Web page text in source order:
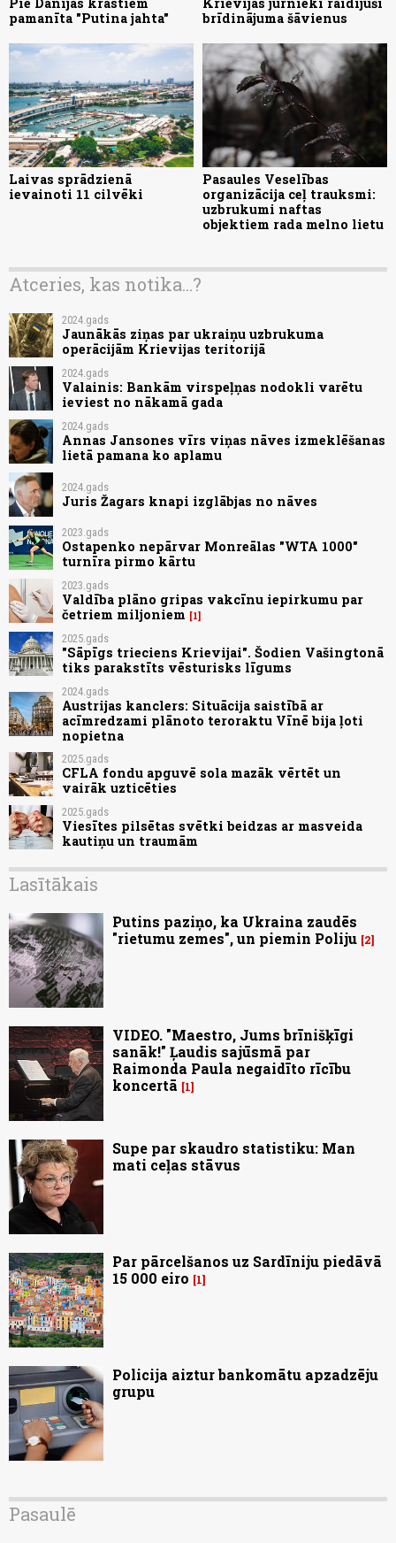
Pie Dānijas krastiem
pamanīta "Putina jahta"
Krievijas jūrnieki raidījuši
brīdinājuma šāvienus
Laivas sprādzienā
ievainoti 11 cilvēki
Pasaules Veselības
organizācija ceļ trauksmi:
uzbrukumi naftas
objektiem rada melno lietu
Atceries, kas notika...?
2024.gads
Jaunākās ziņas par ukraiņu uzbrukuma
operācijām Krievijas teritorijā
2024.gads
Valainis: Bankām virspeļņas nodokli varētu
ieviest no nākamā gada
2024.gads
Annas Jansones vīrs viņas nāves izmeklēšanas
lietā pamana ko aplamu
2024.gads
Juris Žagars knapi izglābjas no nāves
2023.gads
Ostapenko nepārvar Monreālas "WTA 1000"
turnīra pirmo kārtu
2023.gads
Valdība plāno gripas vakcīnu iepirkumu par
četriem miljoniem
1
2025.gads
"Sāpīgs trieciens Krievijai". Šodien Vašingtonā
tiks parakstīts vēsturisks līgums
2024.gads
Austrijas kanclers: Situācija saistībā ar
acīmredzami plānoto teroraktu Vīnē bija ļoti
nopietna
2025.gads
CFLA fondu apguvē sola mazāk vērtēt un
vairāk uzticēties
2025.gads
Viesītes pilsētas svētki beidzas ar masveida
kautiņu un traumām
Lasītākais
Putins paziņo, ka Ukraina zaudēs
"rietumu zemes", un piemin Poliju 2
VIDEO. "Maestro, Jums brīnišķīgi
sanāk!" Ļaudis sajūsmā par
Raimonda Paula negaidīto rīcību
koncertā
1
Supe par skaudro statistiku: Man
mati ceļas stāvus
Par pārcelšanos uz Sardīniju piedāvā
15 000 eiro
1
Policija aiztur bankomātu apzadzēju
grupu
Pasaulē